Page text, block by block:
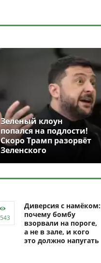
Зеленый клоун
попался на подлости!
Скоро Трамп разорвёт
Зеленского
Диверсия с намёком:
почему бомбу
взорвали на пороге,
а не в зале, и кого
это должно напугать